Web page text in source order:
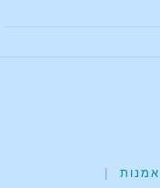
אמנות |